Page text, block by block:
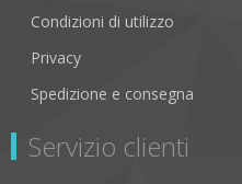
Condizioni di utilizzo
Privacy
Spedizione e consegna
Servizio clienti